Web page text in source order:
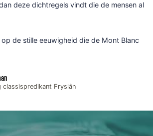
deze dichtregels vindt die de mensen al
de stille eeuwigheid die de Mont Blanc
classispredikant Fryslân